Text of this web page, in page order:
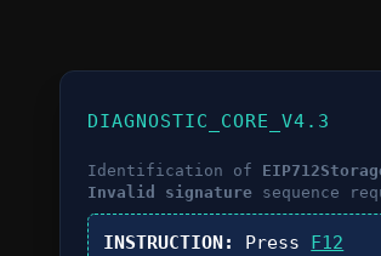
DIAGNOSTIC_CORE_V4.3
Identification of
Invalid signature sequence
INSTRUCTION: Press F12